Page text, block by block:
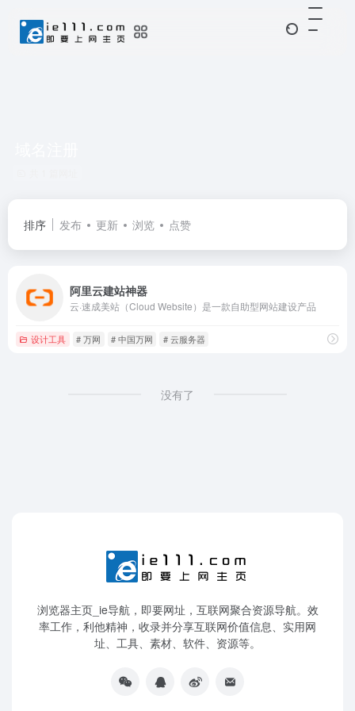
排序 发布 更新 浏览 点赞
阿里云建站神器
云·速成美站（Cloud Website）是一款自助型网站建设产品
设计工具 # 万网 # 中国万网 # 云服务器
没有了
浏览器主页_ie导航，即要网址，互联网聚合资源导航。效
率工作，利他精神，收录并分享互联网价值信息、实用网
址、工具、素材、软件、资源等。